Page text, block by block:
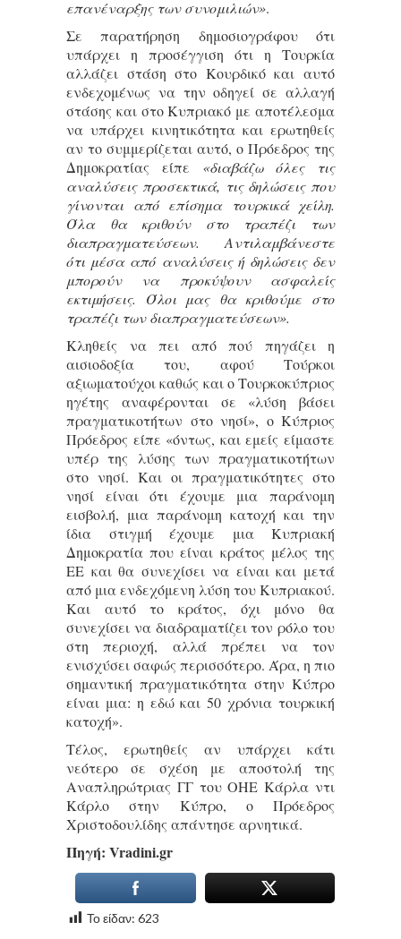
επανέναρξης των συνομιλιών».
Σε παρατήρηση δημοσιογράφου ότι
υπάρχει η προσέγγιση ότι η Τουρκία
αλλάζει στάση στο Κουρδικό και αυτό
ενδεχομένως να την οδηγεί σε αλλαγή
στάσης και στο Κυπριακό με αποτέλεσμα
να υπάρχει κινητικότητα και ερωτηθείς
αν το συμμερίζεται αυτό, ο Πρόεδρος της
Δημοκρατίας είπε «διαβάζω όλες τις
αναλύσεις προσεκτικά, τις δηλώσεις που
γίνονται από επίσημα τουρκικά χείλη.
Όλα θα κριθούν στο τραπέζι των
διαπραγματεύσεων. Αντιλαμβάνεστε
ότι μέσα από αναλύσεις ή δηλώσεις δεν
μπορούν να προκύψουν ασφαλείς
εκτιμήσεις. Όλοι μας θα κριθούμε στο
τραπέζι των διαπραγματεύσεων».
Κληθείς να πει από πού πηγάζει η
αισιοδοξία του, αφού Τούρκοι
αξιωματούχοι καθώς και ο Τουρκοκύπριος
ηγέτης αναφέρονται σε «λύση βάσει
πραγματικοτήτων στο νησί», ο Κύπριος
Πρόεδρος είπε «όντως, και εμείς είμαστε
υπέρ της λύσης των πραγματικοτήτων
στο νησί. Και οι πραγματικότητες στο
νησί είναι ότι έχουμε μια παράνομη
εισβολή, μια παράνομη κατοχή και την
ίδια στιγμή έχουμε μια Κυπριακή
Δημοκρατία που είναι κράτος μέλος της
ΕΕ και θα συνεχίσει να είναι και μετά
από μια ενδεχόμενη λύση του Κυπριακού.
Και αυτό το κράτος, όχι μόνο θα
συνεχίσει να διαδραματίζει τον ρόλο του
στη περιοχή, αλλά πρέπει να τον
ενισχύσει σαφώς περισσότερο. Άρα, η πιο
σημαντική πραγματικότητα στην Κύπρο
είναι μια: η εδώ και 50 χρόνια τουρκική
κατοχή».
Τέλος, ερωτηθείς αν υπάρχει κάτι
νεότερο σε σχέση με αποστολή της
Αναπληρώτριας ΓΓ του ΟΗΕ Κάρλα ντι
Κάρλο στην Κύπρο, ο Πρόεδρος
Χριστοδουλίδης απάντησε αρνητικά.
Πηγή: Vradini.gr
Το είδαν: 623